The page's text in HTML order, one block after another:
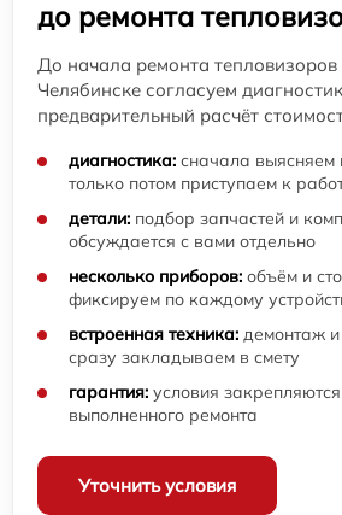
до ремонта
До начала ремонта
Челябинске согласуем
предварительный расчёт
диагностика: сначала выясняем
только потом приступаем к
детали: подбор запчастей и
обсуждается с вами отдельно
несколько приборов: объём и
фиксируем по каждому
встроенная техника: демонтаж и
сразу закладываем в смету
гарантия: условия
выполненного ремонта
Уточнить условия